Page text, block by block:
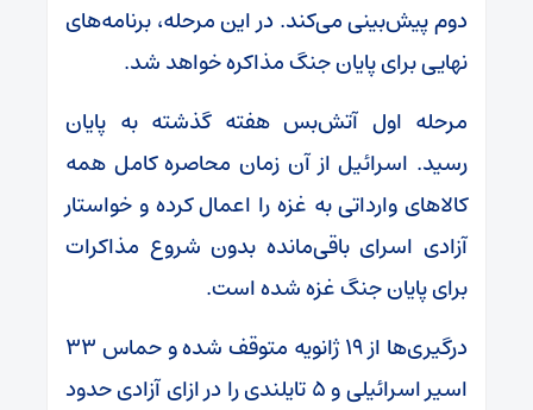
دوم پیش‌بینی می‌کند. در این مرحله، برنامه‌های
نهایی برای پایان جنگ مذاکره خواهد شد.
مرحله اول آتش‌بس هفته گذشته به پایان
رسید. اسرائیل از آن زمان محاصره کامل همه
کالا‌های وارداتی به غزه را اعمال کرده و خواستار
آزادی اسرای باقی‌مانده بدون شروع مذاکرات
برای پایان جنگ غزه شده است.
درگیری‌ها از ۱۹ ژانویه متوقف شده و حماس ۳۳
اسیر اسرائیلی و ۵ تایلندی را در ازای آزادی حدود